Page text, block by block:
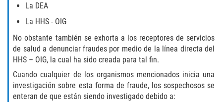
BATTERY SERIOUS BODILY INJURY
DOMESTIC VIOLENCE
La DEA
La HHS - OIG
No obstante también se exhorta a los receptores de servicios
de salud a denunciar fraudes por medio de la línea directa del
HHS – OIG, la cual ha sido creada para tal fin.
Cuando cualquier de los organismos mencionados inicia una
investigación sobre esta forma de fraude, los sospechosos se
enteran de que están siendo investigado debido a: